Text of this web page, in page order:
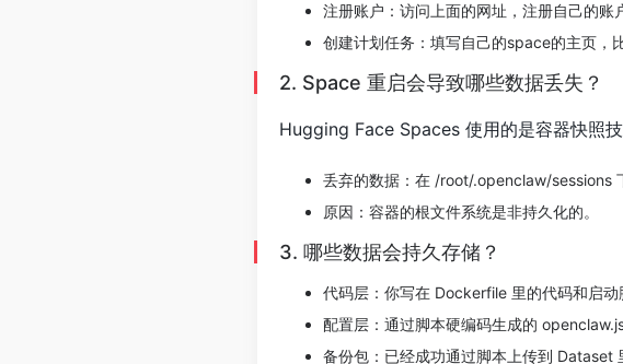
注册账户​：访问上面的网址，注册自己的账
创建计划任务​：填写自己的space的主页，
2. Space 重启会导致哪些数据丢失？
Hugging Face Spaces 使用的是容器快照技
丢弃的数据​：在 /root/.openclaw/sessions
原因​：容器的根文件系统是非持久化的。
3. 哪些数据会持久存储？
代码层​：你写在 Dockerfile 里的代码和启动
配置层​：通过脚本硬编码生成的
备份包​：已经成功通过脚本上传到 Dataset